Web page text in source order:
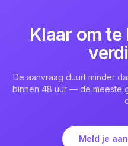
Klaar om
De aanvraag duurt minder
binnen 48 uur — de meeste
Meld je